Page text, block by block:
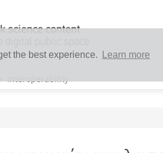
the best experience. Learn more
Interoperability